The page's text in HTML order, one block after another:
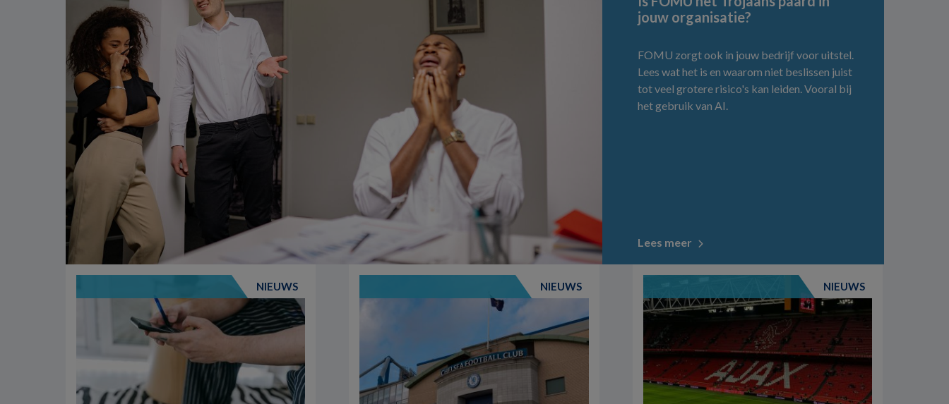
jouw organisatie?
FOMU zorgt ook in jouw bedrijf voor uitstel.
Lees wat het is en waarom niet beslissen juist
tot veel grotere risico's kan leiden. Vooral bij
het gebruik van AI.
Lees meer
NIEUWS NIEUWS NIEUWS